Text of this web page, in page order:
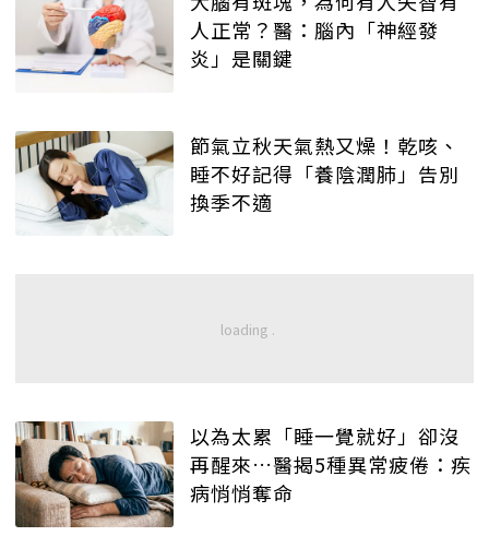
人正常？醫：腦內「神經發
炎」是關鍵
節氣立秋天氣熱又燥！乾咳、
睡不好記得「養陰潤肺」告別
換季不適
以為太累「睡一覺就好」卻沒
再醒來…醫揭5種異常疲倦：疾
病悄悄奪命